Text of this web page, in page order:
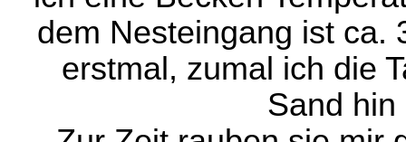
dem Nesteingang ist ca.
erstmal, zumal ich die
Sand